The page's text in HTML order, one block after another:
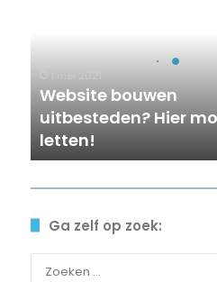
op
letten!
Website bouwen
uitbesteden? Hier
letten!
Ga zelf op zoek: